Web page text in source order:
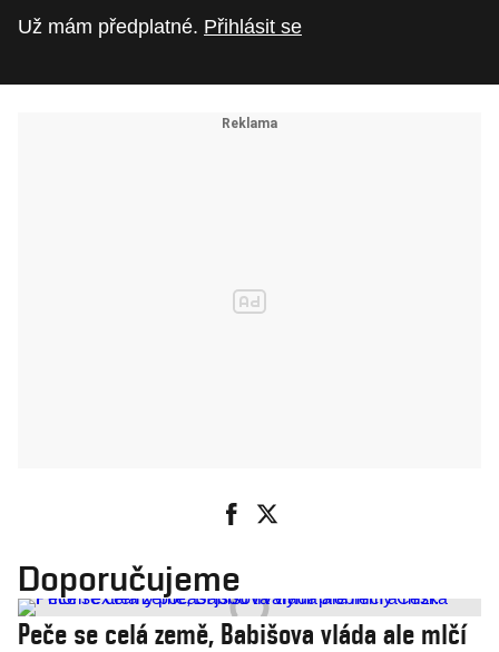
Už mám předplatné. Přihlásit se
Doporučujeme
Peče se celá země, Babišova vláda ale mlčí